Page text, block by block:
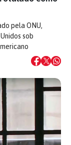
pela ONU,
sob